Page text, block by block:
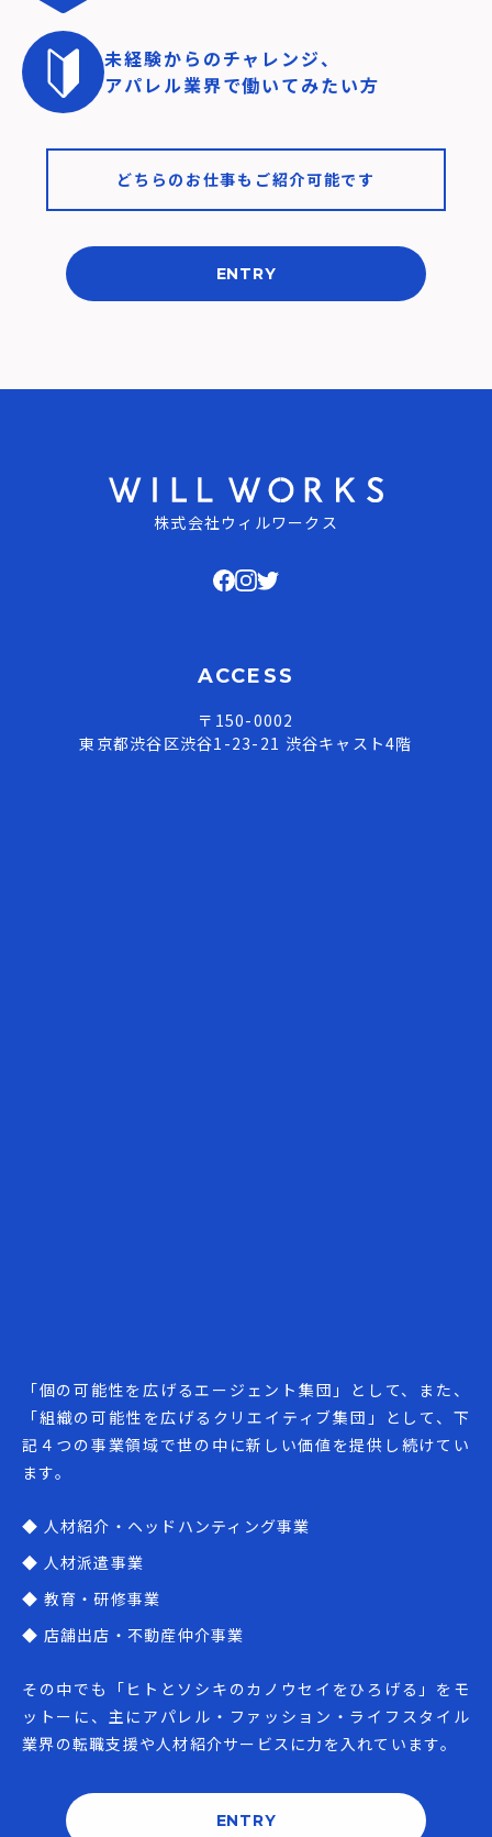
未経験からのチャレンジ、
アパレル業界で働いてみたい方
どちらのお仕事もご紹介可能です
ENTRY
株式会社ウィルワークス
ACCESS
〒150-0002
東京都渋谷区渋谷1-23-21 渋谷キャスト4階
「個の可能性を広げるエージェント集団」として、また、
「組織の可能性を広げるクリエイティブ集団」として、下
記４つの事業領域で世の中に新しい価値を提供し続けてい
ます。
◆ 人材紹介・ヘッドハンティング事業
◆ 人材派遣事業
◆ 教育・研修事業
◆ 店舗出店・不動産仲介事業
その中でも「ヒトとソシキのカノウセイをひろげる」をモ
ットーに、主にアパレル・ファッション・ライフスタイル
業界の転職支援や人材紹介サービスに力を入れています。
ENTRY